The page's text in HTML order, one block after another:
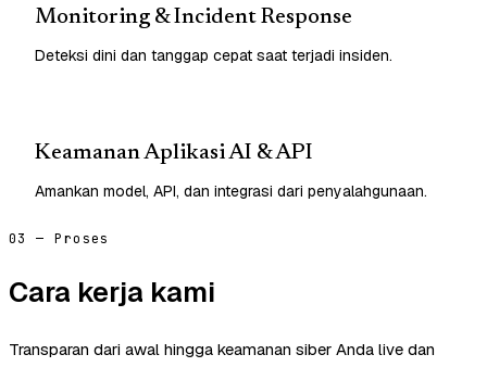
Monitoring & Incident Response
Deteksi dini dan tanggap cepat saat terjadi insiden.
Keamanan Aplikasi AI & API
Amankan model, API, dan integrasi dari penyalahgunaan.
03 — Proses
Cara kerja kami
Transparan dari awal hingga keamanan siber Anda live dan